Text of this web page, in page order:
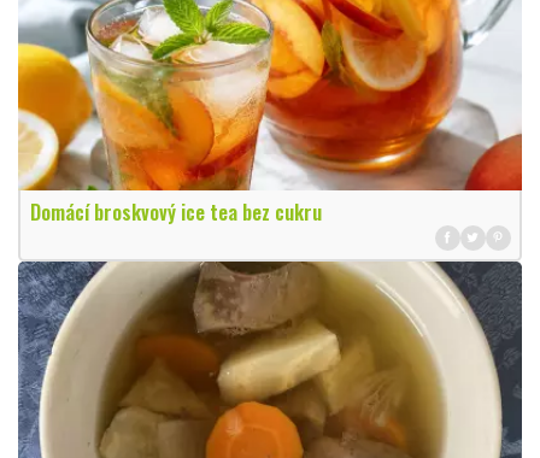
Domácí broskvový ice tea bez cukru